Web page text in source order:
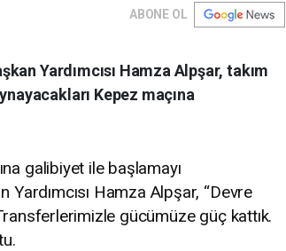
ABONE OL
Yardımcısı Hamza Alpşar, takım
Kepez maçına
galibiyet ile başlamayı
Yardımcısı Hamza Alpşar, “Devre
gücümüze güç kattık.